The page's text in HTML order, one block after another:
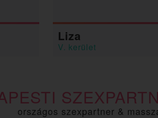
Liza
V. kerület
országos szexpartner &